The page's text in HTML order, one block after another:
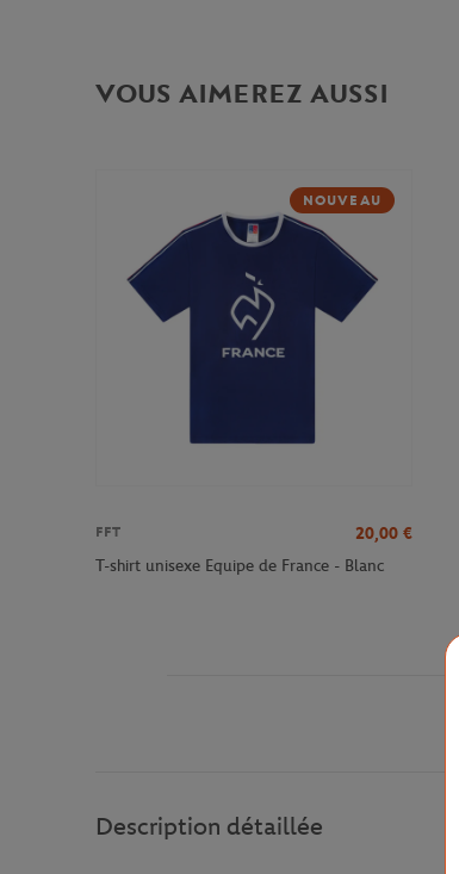
VOUS AIMEREZ AUSSI
NOUVEAU
FFT 20,00 €
T-shirt unisexe Equipe de France - Blanc
Description détaillée